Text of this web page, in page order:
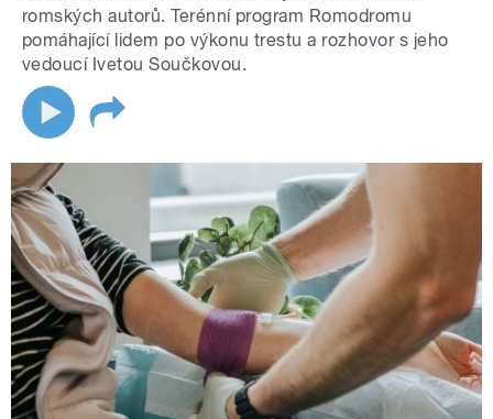
romských autorů. Terénní program Romodromu
pomáhající lidem po výkonu trestu a rozhovor s jeho
vedoucí Ivetou Součkovou.